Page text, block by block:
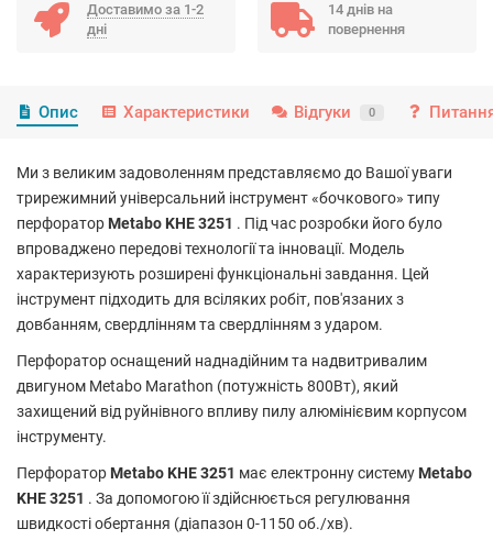
Доставимо за 1-2
дні
14 днів на
повернення
Опис Характеристики Відгуки 0
Ми з великим задоволенням представляємо до Вашої уваги
трирежимний універсальний інструмент «бочкового» типу
перфоратор Metabo KHE 3251 . Під час розробки його було
впроваджено передові технології та інновації. Модель
характеризують розширені функціональні завдання. Цей
інструмент підходить для всіляких робіт, пов'язаних з
довбанням, свердлінням та свердлінням з ударом.
Перфоратор оснащений наднадійним та надвитривалим
двигуном Metabo Marathon (потужність 800Вт), який
захищений від руйнівного впливу пилу алюмінієвим корпусом
інструменту.
Перфоратор Metabo KHE 3251 має електронну систему Metabo
KHE 3251 . За допомогою її здійснюється регулювання
швидкості обертання (діапазон 0-1150 об./хв).